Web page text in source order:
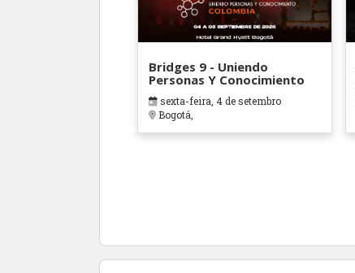
Bridges 9 - Uniendo
Personas Y Conocimiento
sexta-feira, 4 de setembro
Bogotá,